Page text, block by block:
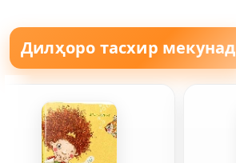
Дилҳоро тасхир мекунад